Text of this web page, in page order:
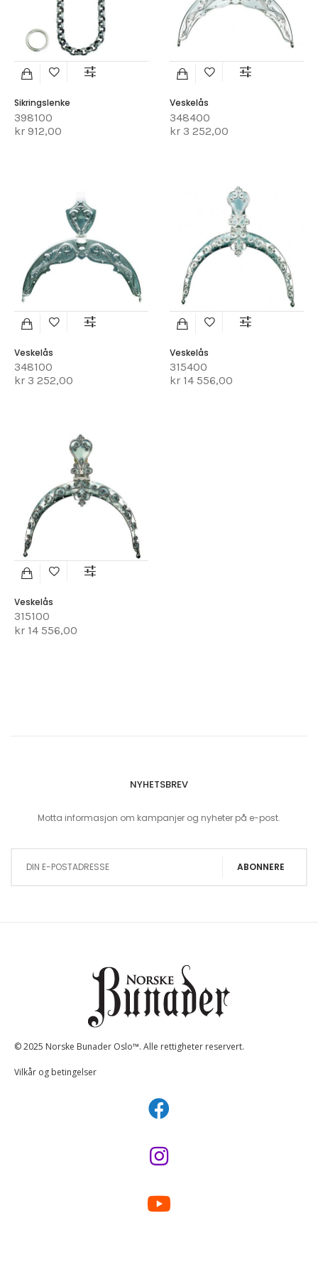
Sikringslenke
398100
kr 912,00
Veskelås
348400
kr 3 252,00
Veskelås
348100
kr 3 252,00
Veskelås
315400
kr 14 556,00
Veskelås
315100
kr 14 556,00
NYHETSBREV
Motta informasjon om kampanjer og nyheter på e-post.
ABONNERE
© 2025 Norske Bunader Oslo™. Alle rettigheter reservert.
Vilkår og betingelser